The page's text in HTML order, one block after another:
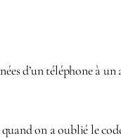
d’un téléphone à un
on a oublié le